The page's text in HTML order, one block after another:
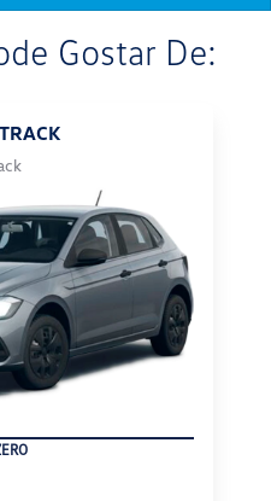
Gostar De: